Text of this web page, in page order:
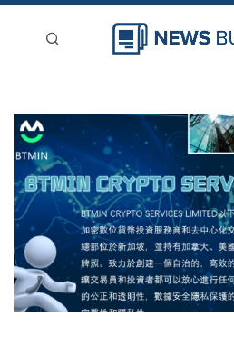
新聞稿分類
登入
刊登